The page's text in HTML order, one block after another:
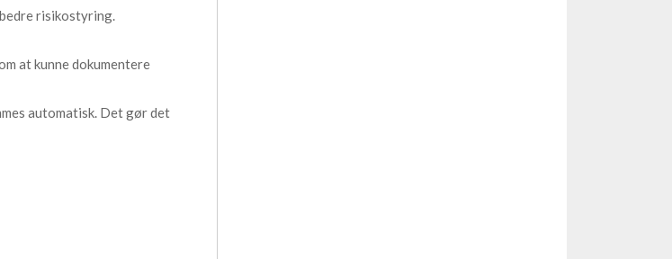
risikostyring.
at kunne dokumentere
automatisk. Det gør det